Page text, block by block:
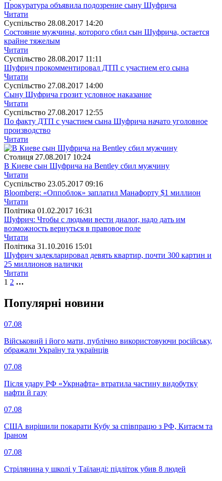
Прокуратура объявила подозрение сыну Шуфрича
Читати
Суспiльство 28.08.2017 14:20
Состояние мужчины, которого сбил сын Шуфрича, остается
крайне тяжелым
Читати
Суспiльство 28.08.2017 11:11
Шуфрич прокомментировал ДТП с участием его сына
Читати
Суспiльство 27.08.2017 14:00
Сыну Шуфрича грозит условное наказание
Читати
Суспiльство 27.08.2017 12:55
По факту ДТП с участием сына Шуфрича начато уголовное
производство
Читати
Столиця 27.08.2017 10:24
В Киеве сын Шуфрича на Bentley сбил мужчину
Читати
Суспiльство 23.05.2017 09:16
Bloomberg: «Оппоблок» заплатил Манафорту $1 миллион
Читати
Полiтика 01.02.2017 16:31
Шуфрич: Чтобы с людьми вести диалог, надо дать им
возможность вернуться в правовое поле
Читати
Полiтика 31.10.2016 15:01
Шуфрич задекларировал девять квартир, почти 300 картин и
25 миллионов налички
Читати
1 2 …
Популярнi новини
07.08
Військовий і його мати, публічно використовуючи російську,
ображали Україну та українців
07.08
Після удару РФ «Укрнафта» втратила частину видобутку
нафти й газу
07.08
США вирішили покарати Кубу за співпрацю з РФ, Китаєм та
Іраном
07.08
Стрілянина у школі у Таїланді: підліток убив 8 людей